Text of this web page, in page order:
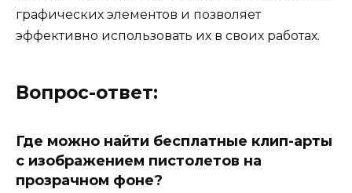
графических элементов и позволяет
эффективно использовать их в своих работах.
Вопрос-ответ:
Где можно найти бесплатные клип-арты
с изображением пистолетов на
прозрачном фоне?